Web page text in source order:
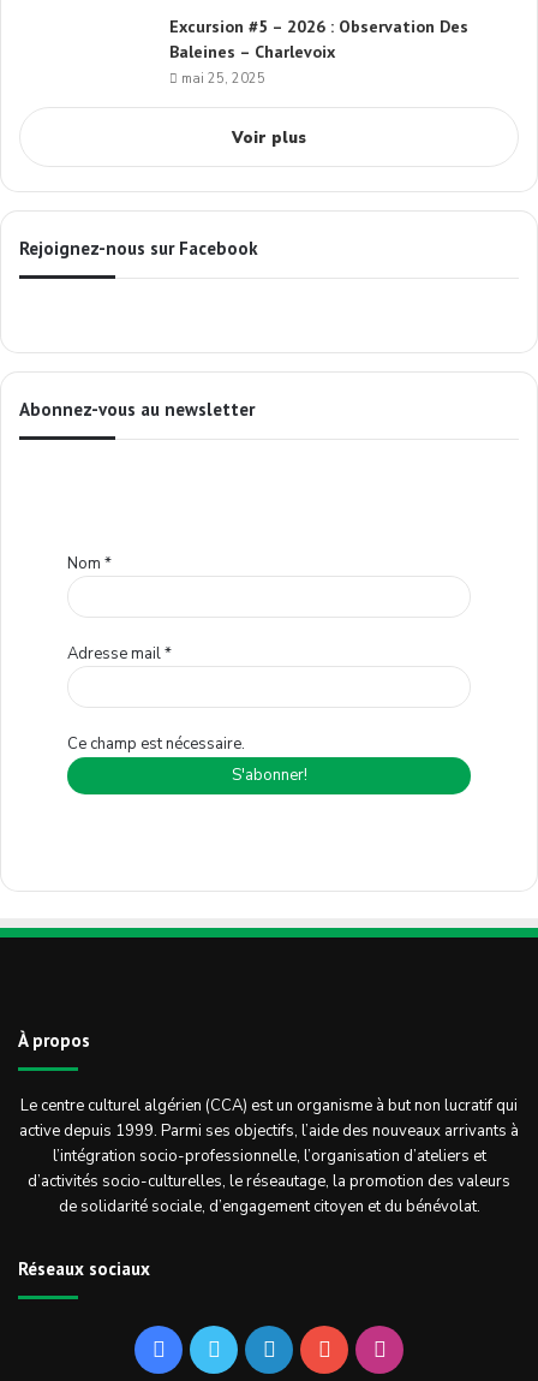
Excursion #5 – 2026 : Observation Des
Baleines – Charlevoix
mai 25, 2025
Voir plus
Rejoignez-nous sur Facebook
Abonnez-vous au newsletter
Nom *
Adresse mail*
Ce champ est nécessaire.
À propos
Le centre culturel algérien (CCA) est un organisme à but non lucratif qui
active depuis 1999. Parmi ses objectifs, l’aide des nouveaux arrivants à
l’intégration socio-professionnelle, l’organisation d’ateliers et
d’activités socio-culturelles, le réseautage, la promotion des valeurs
de solidarité sociale, d’engagement citoyen et du bénévolat.
Réseaux sociaux
FacebookTwitterLinkedinYouTubeInstagram